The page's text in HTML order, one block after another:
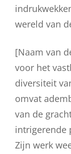
wereld van
[Naam van
voor het
diversiteit
omvat
van de
intrigerende
Zijn werk